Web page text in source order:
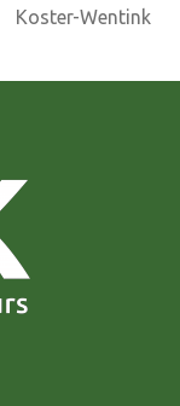
Koster-Wentink